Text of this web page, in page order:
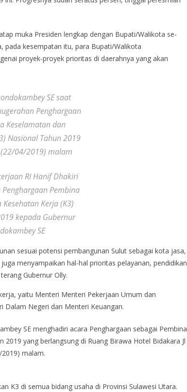
muka Presiden lengkap dengan Bupati/Walikota se-
pada kesempatan itu, para Bupati/Walikota
proyek-proyek prioritas di daerahnya yang akan
SE saat
Penghargaan
Keselamatan dan
Nasional Tahun 2019
(22/04/2019) malam
RI Hanif Dhakiri
Pembina
Kerja (K3)
kepada Gubernur
SE
sesuai potensi pembangunan Sulut sebagai kota jasa,
menyampaikan hal-hal prioritas pelayanan, pendidikan
Gubernur Olly.
yaitu Menteri Menteri Pekerjaan Umum dan
Dalam Negeri dan Menteri Keuangan.
SE menghadiri acara Penghargaan sebagai Pembina
yang berlangsung di Ruang Birawa Hotel Bidakara Jl
malam.
K3 di semua bidang usaha di Provinsi Sulawesi Utara.